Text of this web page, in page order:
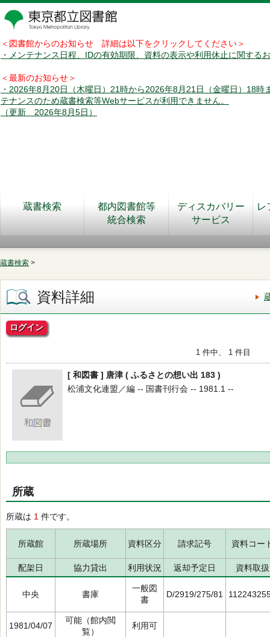
＜図書館からのお知らせ 詳細は以下をクリックしてください＞
・メンテナンス日程、IDの有効期限、資料の表示や利用休止に関する
＜最新のお知らせ＞
・2026年8月20日（木曜日）21時から2026年8月21日（金曜日）18時
テナンスのため蔵書検索等Webサービスが利用できません。
（更新 2026年8月5日）
蔵書検索
都内図書館等
統合検索
ディスカバリー
サービス
レ
蔵書検索 >
資料詳細
ログイン
1 件中、 1 件目
[ 和図書 ] 唐津 ( ふるさとの想い出 183 )
松浦文化連盟／編 -- 国書刊行会 -- 1981.1 --
所蔵
所蔵は 1 件です。
所蔵館 所蔵場所 資料区分 請求記号 資料コー
配架日 協力貸出 利用状況 返却予定日 資料取扱
中央 書庫
一般図
書
D/2919/275/81
1981/04/07
可能（館内閲
覧）
利用可